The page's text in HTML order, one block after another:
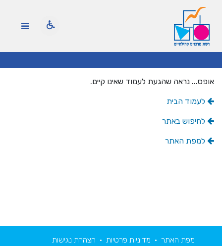
אופס... נראה שהגעת לעמוד שאינו קיים.
לעמוד הבית
לחיפוש באתר
למפת האתר
מפת האתר • מדיניות פרטיות • הצהרת נגישות